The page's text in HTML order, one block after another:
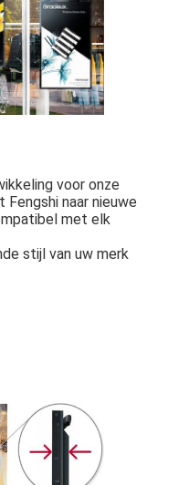
voor onze
naar nieuwe
met elk
stijl van uw merk